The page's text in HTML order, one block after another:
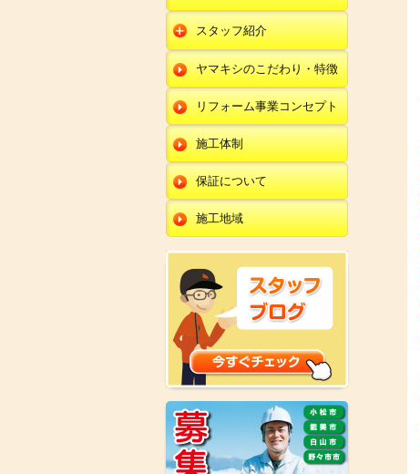
朝日店
羽咋店
金沢田上店
朝日店
羽咋店
金沢田上店
エクステリア
外壁塗装・外壁工事
改装・内装リフォー
ム
修理・小工事
全面リフォーム
スタッフ紹介
本部
田鶴浜店
金沢野々市店
川北店
小松店
新加賀店
金津店
朝日店
羽咋店
金沢田上店
ヤマキシのこだわり・特徴
リフォーム事業コンセプト
施工体制
保証について
施工地域